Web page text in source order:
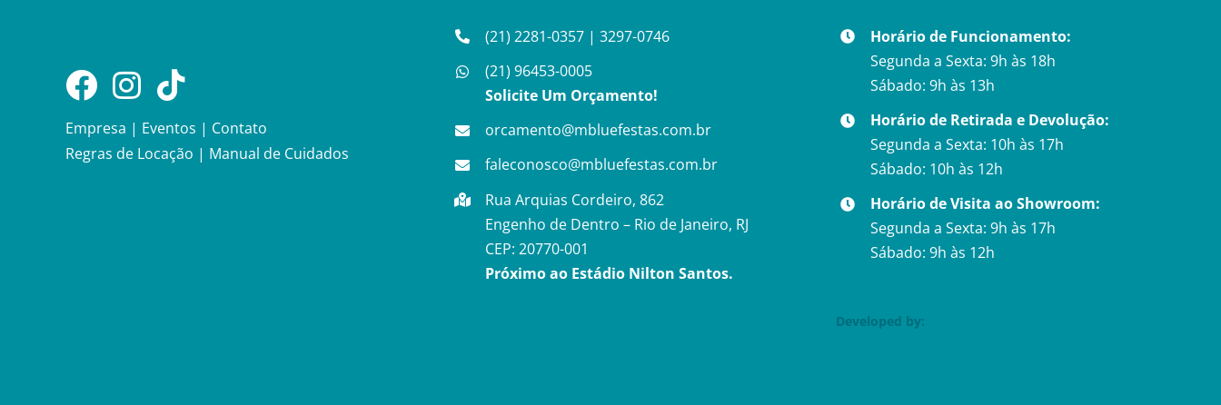
Empresa | Eventos | Contato
Regras de Locação | Manual de Cuidados
(21) 2281-0357 |3297-0746
(21) 96453-0005
Solicite Um Orçamento!
orcamento@mbluefestas.com.br
faleconosco@mbluefestas.com.br
Rua Arquias Cordeiro, 862
Engenho de Dentro – Rio de Janeiro, RJ
CEP: 20770-001
Próximo ao Estádio Nilton Santos.
Horário de Funcionamento:
Segunda a Sexta: 9h às 18h
Sábado: 9h às 13h
Horário de Retirada e Devolução:
Segunda a Sexta: 10h às 17h
Sábado: 10h às 12h
Horário de Visita ao Showroom:
Segunda a Sexta: 9h às 17h
Sábado: 9h às 12h
Developed by: